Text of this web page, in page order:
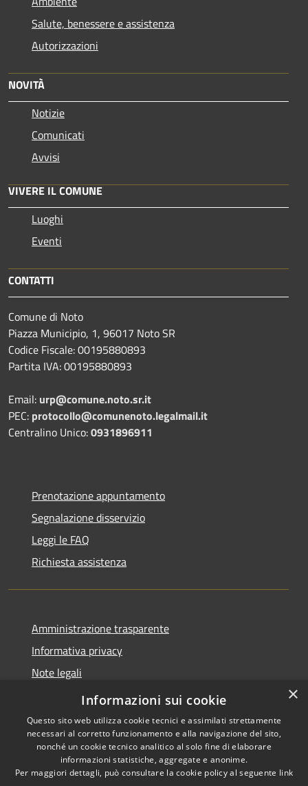
Salute, benessere e assistenza
Autorizzazioni
NOVITÀ
Notizie
Comunicati
Avvisi
VIVERE IL COMUNE
Luoghi
Eventi
CONTATTI
Comune di Noto
Piazza Municipio, 1, 96017 Noto SR
Codice Fiscale: 00195880893
Partita IVA: 00195880893
Email: urp@comune.noto.sr.it
PEC: protocollo@comunenoto.legalmail.it
Centralino Unico:0931896911
Prenotazione appuntamento
Segnalazione disservizio
Leggi le FAQ
Richiesta assistenza
Amministrazione trasparente
Informativa privacy
Note legali
Dichiarazione di accessibilità
Accessibilità
Copyright © 2026 • Città di
Noto • Powered by
×
Informazioni sui cookie
Questo sito web utilizza cookie tecnici e assimilati strettamente
necessari al corretto funzionamento e alla navigazione del sito,
nonché un cookie tecnico analitico al solo fine di elaborare
informazioni statistiche, aggregate e anonime.
Per maggiori dettagli, può consultare la cookie policy al seguente link